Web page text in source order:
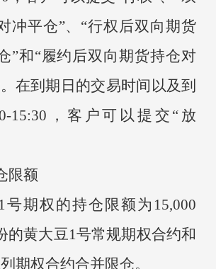
冲平仓”、“行权后双向期货
”和“履约后双向期货持仓对
在到期日的交易时间以及到
15:30，客户可以提交“放
限额
1号期权的持仓限额为15,000
的黄大豆1号常规期权合约和
期权合约合并限仓。